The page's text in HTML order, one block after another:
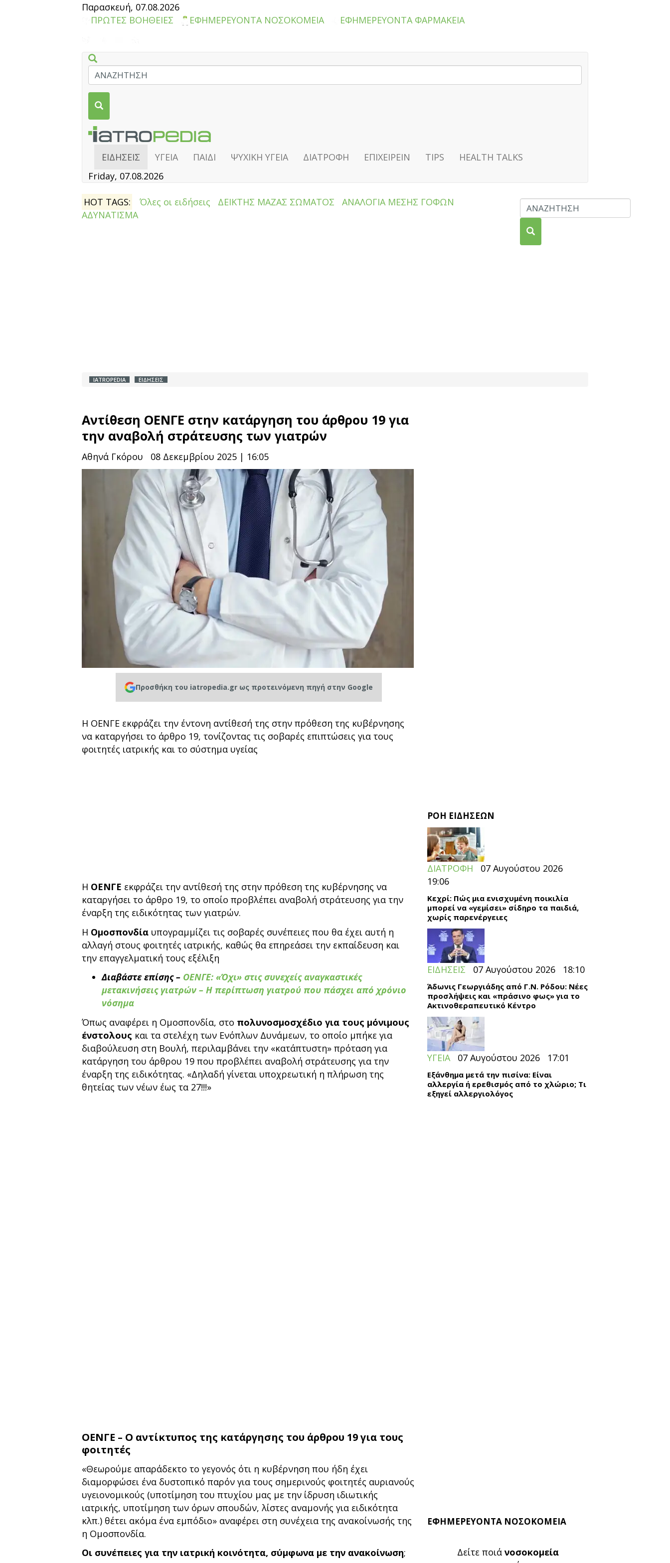
Παρασκευή, 07.08.2026
ΠΡΩΤΕΣ ΒΟΗΘΕΙΕΣ
ΕΦΗΜΕΡΕΥΟΝΤΑ ΝΟΣΟΚΟΜΕΙΑ ΕΦΗΜΕΡΕΥΟΝΤΑ ΦΑΡΜΑΚΕΙΑ
ΕΙΔΗΣΕΙΣ ΥΓΕΙΑ ΠΑΙΔΙ ΨΥΧΙΚΗ ΥΓΕΙΑ ΔΙΑΤΡΟΦΗ ΕΠΙΧΕΙΡΕΙΝ TIPS
HEALTH TALKS
Friday, 07.08.2026
HOT TAGS: Όλες οι ειδήσεις ΔΕΙΚΤΗΣ ΜΑΖΑΣ ΣΩΜΑΤΟΣ
ΑΝΑΛΟΓΙΑ ΜΕΣΗΣ ΓΟΦΩΝ
ΑΔΥΝΑΤΙΣΜΑ
IATROPEDIA ΕΙΔΗΣΕΙΣ
Αντίθεση ΟΕΝΓΕ στην κατάργηση του άρθρου 19 για
την αναβολή στράτευσης των γιατρών
Αθηνά Γκόρου 08 Δεκεμβρίου 2025 | 16:05
Προσθήκη του iatropedia.gr ως προτεινόμενη πηγή στην Google
Η ΟΕΝΓΕ εκφράζει την έντονη αντίθεσή της στην πρόθεση της κυβέρνησης
να καταργήσει το άρθρο 19, τονίζοντας τις σοβαρές επιπτώσεις για τους
φοιτητές ιατρικής και το σύστημα υγείας
Η ΟΕΝΓΕ εκφράζει την αντίθεσή της στην πρόθεση της κυβέρνησης να
καταργήσει το άρθρο 19, το οποίο προβλέπει αναβολή στράτευσης για την
έναρξη της ειδικότητας των γιατρών.
Η Ομοσπονδία υπογραμμίζει τις σοβαρές συνέπειες που θα έχει αυτή η
αλλαγή στους φοιτητές ιατρικής, καθώς θα επηρεάσει την εκπαίδευση και
την επαγγελματική τους εξέλιξη
Διαβάστε επίσης – ΟΕΝΓΕ: «Όχι» στις συνεχείς αναγκαστικές
μετακινήσεις γιατρών – Η περίπτωση γιατρού που πάσχει από χρόνιο
νόσημα
Όπως αναφέρει η Ομοσπονδία, στο πολυνοσμοσχέδιο για τους μόνιμους
ένστολους και τα στελέχη των Ενόπλων Δυνάμεων, το οποίο μπήκε για
διαβούλευση στη Βουλή, περιλαμβάνει την «κατάπτυστη» πρόταση για
κατάργηση του άρθρου 19 που προβλέπει αναβολή στράτευσης για την
έναρξη της ειδικότητας. «Δηλαδή γίνεται υποχρεωτική η πλήρωση της
θητείας των νέων έως τα 27!!!»
ΟΕΝΓΕ – Ο αντίκτυπος της κατάργησης του άρθρου 19 για τους
φοιτητές
«Θεωρούμε απαράδεκτο το γεγονός ότι η κυβέρνηση που ήδη έχει
διαμορφώσει ένα δυστοπικό παρόν για τους σημερινούς φοιτητές αυριανούς
υγειονομικούς (υποτίμηση του πτυχίου μας με την ίδρυση ιδιωτικής
ιατρικής, υποτίμηση των όρων σπουδών, λίστες αναμονής για ειδικότητα
κλπ.) θέτει ακόμα ένα εμπόδιο» αναφέρει στη συνέχεια της ανακοίνωσής της
η Ομοσπονδία.
Οι συνέπειες για την ιατρική κοινότητα, σύμφωνα με την ανακοίνωση;
ΡΟΗ ΕΙΔΗΣΕΩΝ
ΔΙΑΤΡΟΦΗ
07 Αυγούστου 2026
19:06
Κεχρί: Πώς μια ενισχυμένη ποικιλία
μπορεί να «γεμίσει» σίδηρο τα παιδιά,
χωρίς παρενέργειες
ΕΙΔΗΣΕΙΣ 07 Αυγούστου 2026 18:10
Άδωνις Γεωργιάδης από Γ.Ν. Ρόδου: Νέες
προσλήψεις και «πράσινο φως» για το
Ακτινοθεραπευτικό Κέντρο
ΥΓΕΙΑ 07 Αυγούστου 2026 17:01
Εξάνθημα μετά την πισίνα: Είναι
αλλεργία ή ερεθισμός από το χλώριο; Τι
εξηγεί αλλεργιολόγος
ΕΦΗΜΕΡΕΥΟΝΤΑ ΝΟΣΟΚΟΜΕΙΑ
Δείτε ποιά νοσοκομεία